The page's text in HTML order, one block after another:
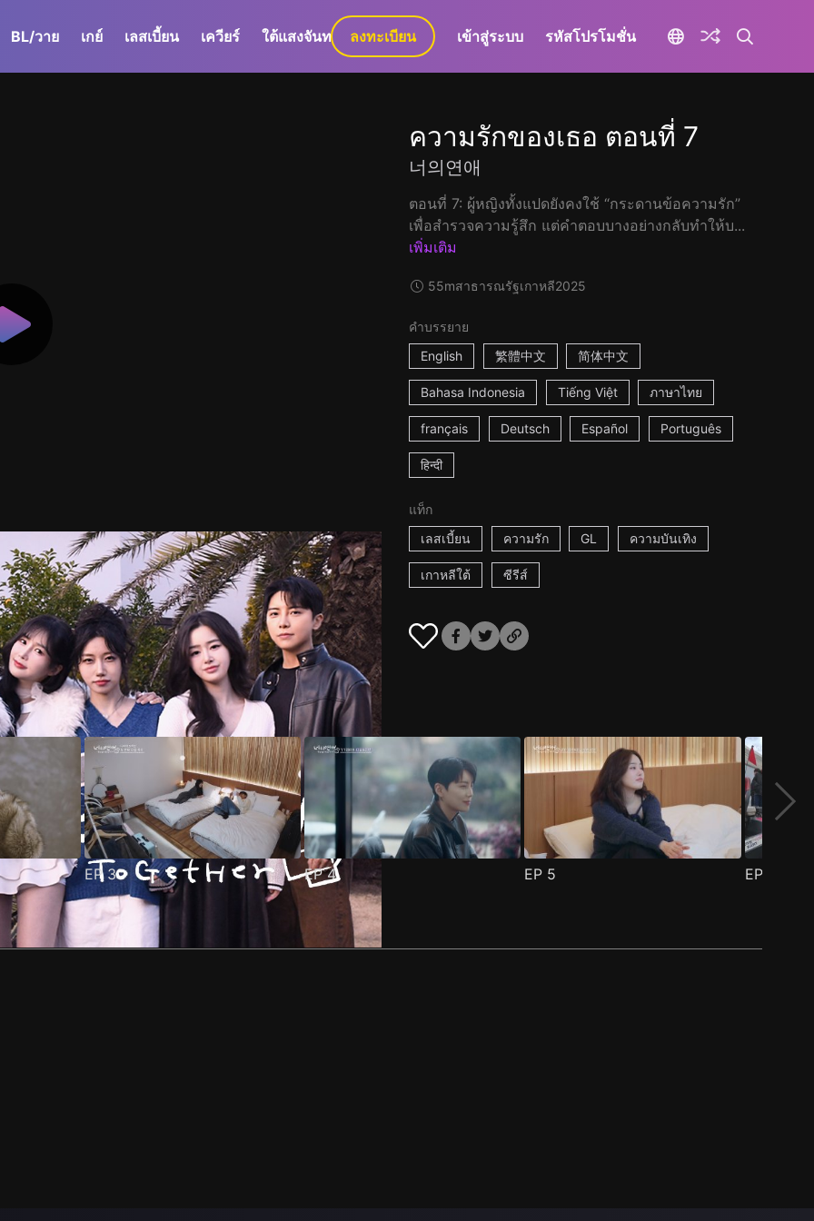
BL/วาย เกย์ เลสเบี้ยน เควียร์ ใต้แสงจันทร์ GaLa+
ลงทะเบียน เข้าสู่ระบบ รหัสโปรโมชั่น
ความรักของเธอ ตอนที่ 7
너의연애
ตอนที่ 7: ผู้หญิงทั้งแปดยังคงใช้ “กระดานข้อความรัก”
เพื่อสำรวจความรู้สึก แต่คำตอบบางอย่างกลับทำให้บ...
เพิ่มเติม
55mสาธารณรัฐเกาหลี2025
คำบรรยาย
English
繁體中文 简体中文
Bahasa Indonesia Tiếng Việt ภาษาไทย
français Deutsch Español Português
हिन्दी
แท็ก
เลสเบี้ยน
ความรัก GL ความบันเทิง
เกาหลีใต้ ซีรีส์
EP 3 EP4 EP 5 EP